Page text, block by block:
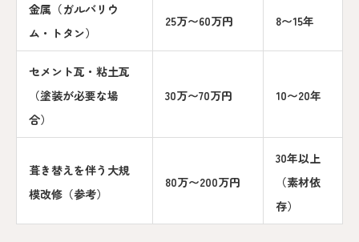
金属（ガルバリウ
ム・トタン）
25万〜60万円 8〜15年
セメント瓦・粘土瓦
（塗装が必要な場
合）
30万〜70万円 10〜20年
葺き替えを伴う大規
模改修（参考）
80万〜200万円
30年以上
（素材依
存）